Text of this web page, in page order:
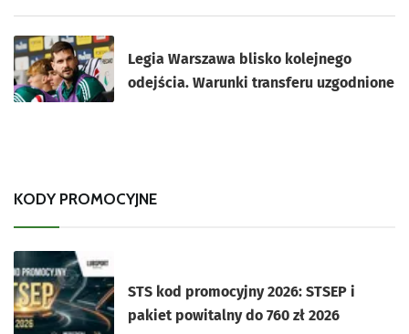
Legia Warszawa blisko kolejnego
odejścia. Warunki transferu uzgodnione
KODY PROMOCYJNE
STS kod promocyjny 2026: STSEP i
pakiet powitalny do 760 zł 2026